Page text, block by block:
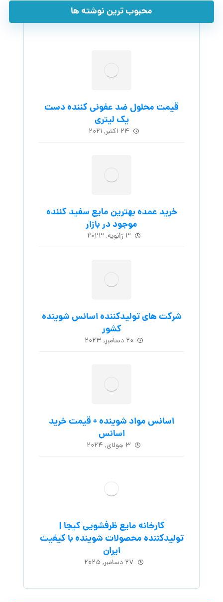
محبوب ترین نوشته ها
قیمت محلول ضد عفونی کننده دست
یک لیتری
۲۴ اکتبر, ۲۰۲۱
خرید عمده بهترین مایع سفید کننده
موجود در بازار
۳ ژانویه, ۲۰۲۳
شرکت های تولیدکننده اسانس شوینده
کشور
۲۰ دسامبر, ۲۰۲۳
اسانس مواد شوینده + قیمت خرید
اسانس
۳ جولای, ۲۰۲۴
کارخانه مایع ظرفشویی کیجا |
تولیدکننده محصولات شوینده با کیفیت
ایران
۲۷ دسامبر, ۲۰۲۵